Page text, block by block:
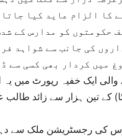
کا الزام عاید کیا
حکومتوں کو مدارس کے
کی جانب سے شواہد
میں کردار بھی کسی سے
ایک خفیہ رپورٹ میں یہ
کی رجسٹریشن ملک سے